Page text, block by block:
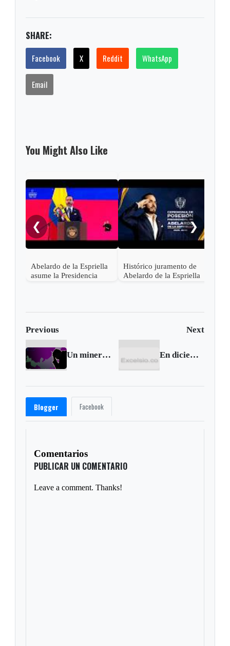
SHARE:
Facebook X Reddit WhatsApp
Email
You Might Also Like
❮
Abelardo de la Espriella
asume la Presidencia
Histórico juramento de
Abelardo de la Espriella
❯
Previous Next
Un minero se quitó la vida en Sogamoso En diciembre empiezan obras de la tarima de eventos en Sogamoso
Blogger Facebook
Comentarios
PUBLICAR UN COMENTARIO
Leave a comment. Thanks!